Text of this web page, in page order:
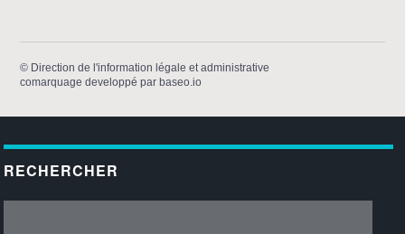
© Direction de l'information légale et administrative
comarquage developpé par baseo.io
RECHERCHER